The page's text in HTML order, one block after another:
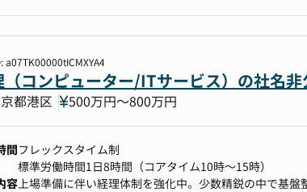
a07TK00000tICMXYA4
（コンピューター/ITサービス）の社名非
都港区 500万円〜800万円
間フレックスタイム制
標準労働時間1日8時間（コアタイム10時～15時）
容上場準備に伴い経理体制を強化中。少数精鋭の中で基盤